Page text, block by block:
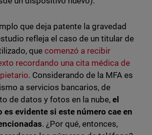
que deja patente la gravedad
refleja el caso de un titular de
que comenzó a recibir
recordando una cita médica de
. Considerando de la MFA es
a servicios bancarios, de
de datos y fotos en la nube,el
es evidente si este número cae en
. ¿Por qué, entonces,